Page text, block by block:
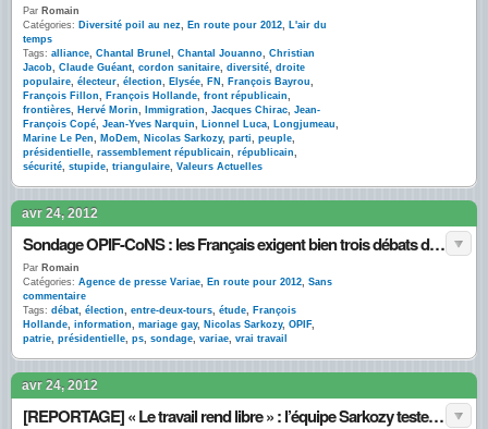
Par Romain
Catégories: Diversité poil au nez, En route pour 2012, L'air du
temps
Tags: alliance, Chantal Brunel , Chantal Jouanno, Christian
Jacob, Claude Guéant, cordon sanitaire, diversité, droite
populaire, électeur, élection, Elysée, FN , François Bayrou,
François Fillon, François Hollande, front républicain,
frontières, Hervé Morin, Immigration, Jacques Chirac, Jean-
François Copé, Jean-Yves Narquin, Lionnel Luca, Longjumeau,
Marine Le Pen, MoDem, Nicolas Sarkozy, parti, peuple,
présidentielle, rassemblement républicain, républicain,
sécurité, stupide, triangulaire, Valeurs Actuelles
avr 24, 2012
Sondage OPIF-CoNS : les Français exigent bien trois débats d’entre-deux-tours
Par Romain
Catégories: Agence de presse Variae, En route pour 2012, Sans
commentaire
Tags: débat, élection, entre-deux-tours, étude, François
Hollande, information, mariage gay, Nicolas Sarkozy, OPIF,
patrie, présidentielle, ps, sondage, variae, vrai travail
avr 24, 2012
[REPORTAGE] « Le travail rend libre » : l’équipe Sarkozy teste de nouveaux slogans